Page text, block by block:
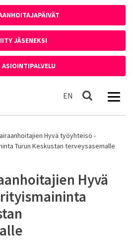
JÄSENEKSI
ASIOINTIPALVELU
EN In English
Haku
Hyvä työyhteisö -
Turun Keskustan terveysasemalle
Hyvä